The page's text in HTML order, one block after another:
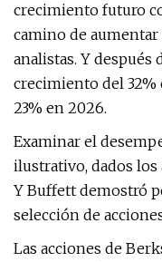
crecimiento futuro
camino de aumentar
analistas. Y después
crecimiento del 32%
23% en 2026.
Examinar el
ilustrativo, dados los
Y Buffett demostró
selección de
Las acciones de